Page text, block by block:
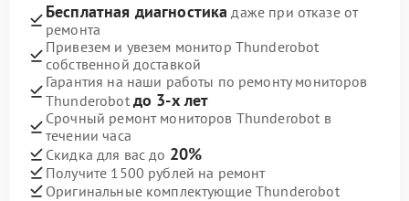
Бесплатная диагностика даже при отказе от
ремонта
Привезем и увезем монитор Thunderobot
собственной доставкой
Гарантия на наши работы по ремонту мониторов
Thunderobot до 3-х лет
Срочный ремонт мониторов Thunderobot в
течении часа
Скидка для вас до 20%
Получите 1500 рублей на ремонт
Оригинальные комплектующие Thunderobot